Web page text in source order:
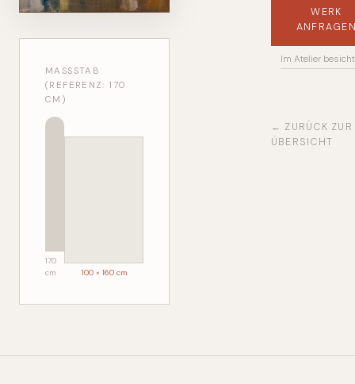
MASSSTAB (
REFERENZ: 170 C
M)
170
cm
100 × 160 cm
WERK
Im Atelier
← ZURÜCK ZUR
ÜBERSICHT